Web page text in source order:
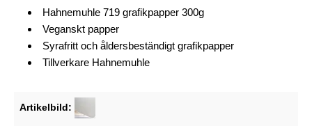
Hahnemuhle 719 grafikpapper 300g
Veganskt papper
Syrafritt och åldersbeständigt grafikpapper
Tillverkare Hahnemuhle
Artikelbild: